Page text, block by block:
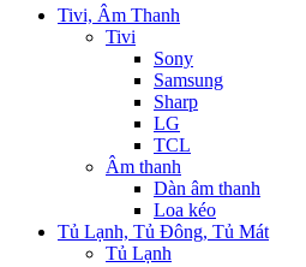
Tivi, Âm Thanh
Tivi
Sony
Samsung
Sharp
LG
TCL
Âm thanh
Dàn âm thanh
Loa kéo
Tủ Lạnh, Tủ Đông, Tủ Mát
Tủ Lạnh